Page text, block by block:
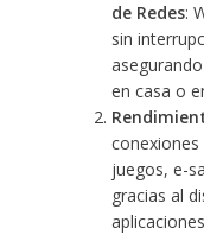
de Redes:
sin
en casa o
conexiones
juegos, e-
gracias al